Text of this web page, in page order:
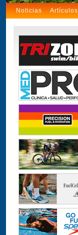
Noticias Artículos